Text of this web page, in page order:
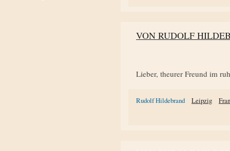
VON RUDOLF
Lieber, theurer Freund im
Rudolf Hildebrand Leipzig